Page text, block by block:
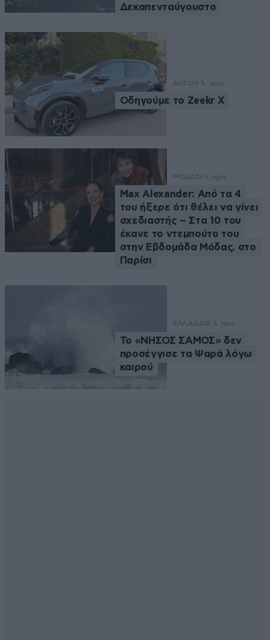
Δεκαπενταύγουστο
AUTO9 λ. πριν
Οδηγούμε το Zeekr X
ΜΟΔΑ 13 λ. πριν
Max Alexander: Από τα 4
του ήξερε ότι θέλει να γίνει
σχεδιαστής – Στα 10 του
έκανε το ντεμπούτο του
στην Εβδομάδα Μόδας, στο
Παρίσι
ΕΛΛΑΔΑ 16 λ. πριν
Το «ΝΗΣΟΣ ΣΑΜΟΣ» δεν
προσέγγισε τα Ψαρά λόγω
καιρού